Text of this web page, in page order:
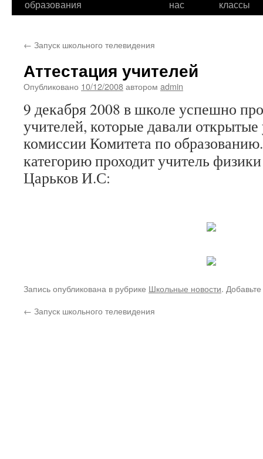
образования
нас
классы
← Запуск школьного телевидения
Аттестация учителей
Опубликовано 10/12/2008автором admin
9 декабря 2008 в школе успешно
учителей, которые давали
комиссии Комитета по образованию.
категорию проходит учитель
Царьков И.С:
Запись опубликована в рубрике Школьные новости.
← Запуск школьного телевидения